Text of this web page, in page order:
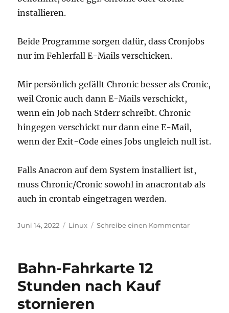
installieren.
Beide Programme sorgen dafür, dass Cronjobs
nur im Fehlerfall E-Mails verschicken.
Mir persönlich gefällt Chronic besser als Cronic,
weil Cronic auch dann E-Mails verschickt,
wenn ein Job nach Stderr schreibt. Chronic
hingegen verschickt nur dann eine E-Mail,
wenn der Exit-Code eines Jobs ungleich null ist.
Falls Anacron auf dem System installiert ist,
muss Chronic/Cronic sowohl in anacrontab als
auch in crontab eingetragen werden.
Veröffentlicht
Juni 14, 2022 Kategorien
Linux Schreibe einen Kommentarzu
Bahn-Fahrkarte 12
Stunden nach Kauf
stornieren